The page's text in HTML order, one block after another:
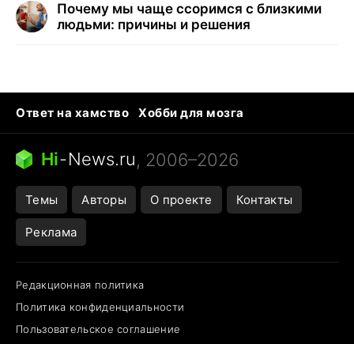
Почему мы чаще ссоримся с близкими
людьми: причины и решения
Ответ на хамство
Хобби для мозга
Бензин 100 и 95
Тунцы в океанариуме
Следующая пандемия
Hi-News.ru, 2006–2026
Темы Авторы О проекте Контакты
Реклама
Редакционная политика
Политика конфиденциальности
Пользовательское соглашение